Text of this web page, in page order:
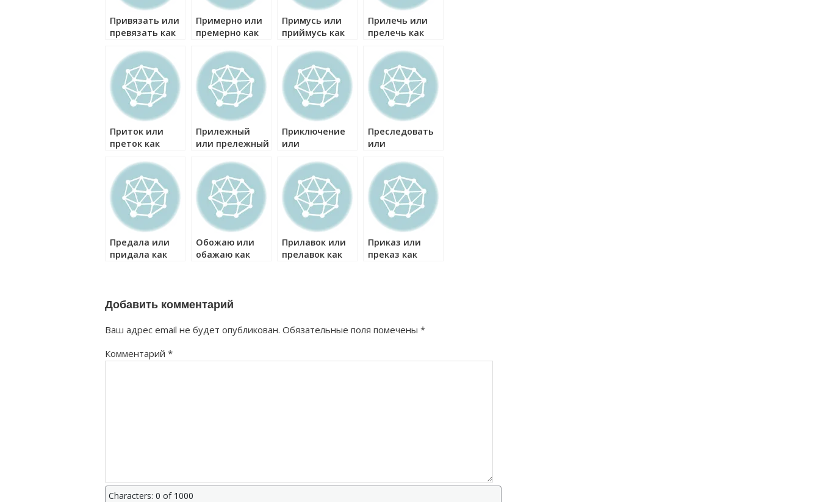
Привязать или
превязать как
Примерно или
премерно как
Примусь или
приймусь как
Прилечь или
прелечь как
Приток или
преток как
Прилежный
или прележный
Приключение
или
как правильно?
Преследовать
или
как правильно?
Предала или
придала как
Обожаю или
обажаю как
Прилавок или
прелавок как
Приказ или
преказ как
Добавить комментарий
Ваш адрес email не будет опубликован. Обязательные поля помечены *
Комментарий *
Characters: 0 of 1000